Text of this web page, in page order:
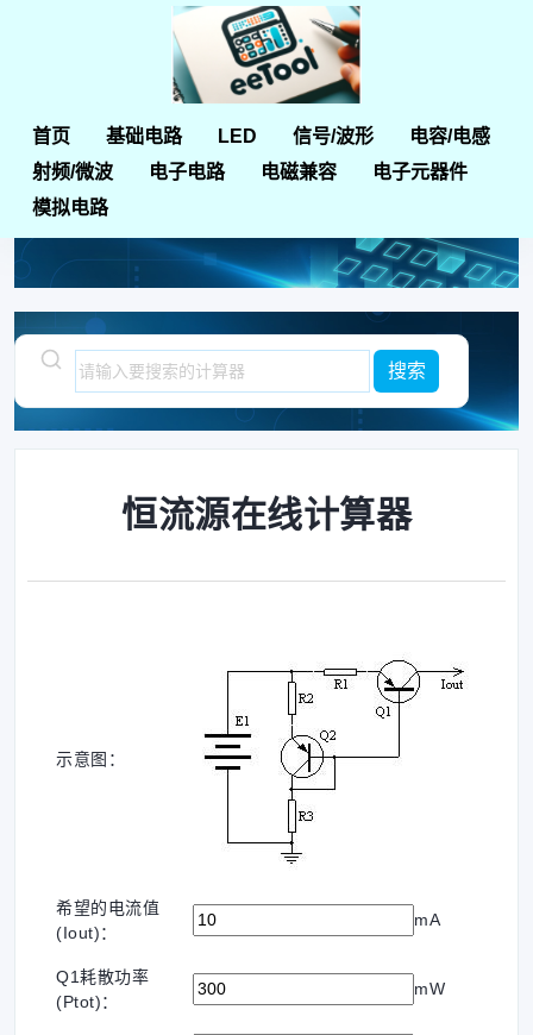
首页 基础电路 LED 信号/波形
电容/电感
射频/微波
电子电路 电磁兼容
电子元器件
模拟电路
恒流源在线计算器
示意图：
希望的电流值
(Iout)：
mA
Q1耗散功率
(Ptot)：
mW